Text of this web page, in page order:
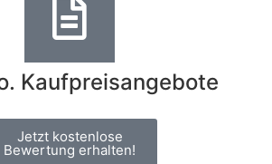
Kaufpreisangebote
Jetzt kostenlose
Bewertung erhalten!